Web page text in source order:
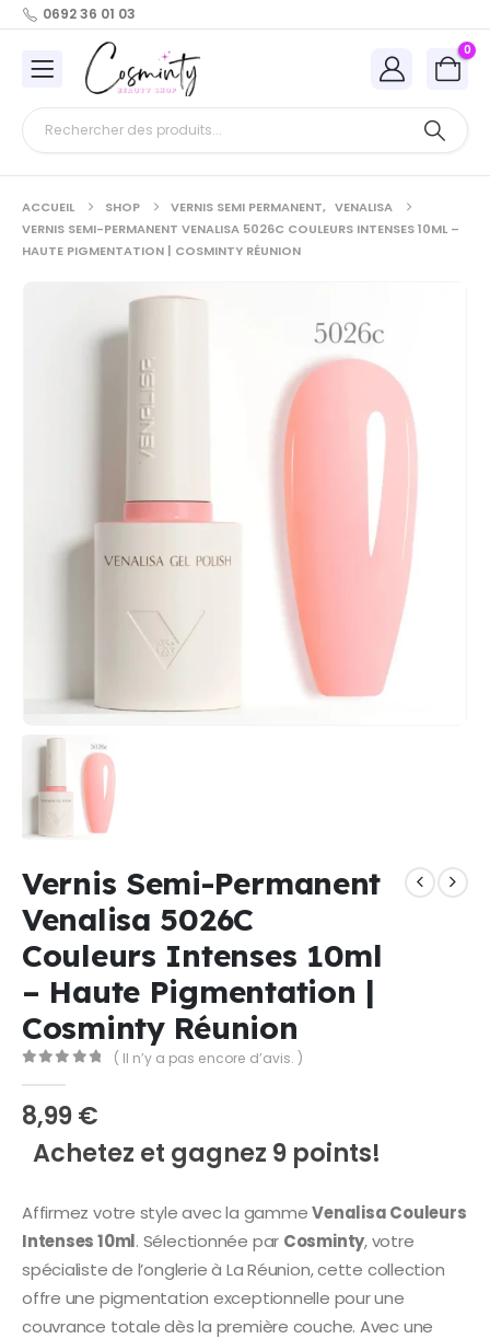
0692 36 01 03
0
ACCUEIL SHOP VERNIS SEMI PERMANENT, VENALISA
VERNIS SEMI-PERMANENT VENALISA 5026C COULEURS INTENSES 10ML –
HAUTE PIGMENTATION | COSMINTY RÉUNION
Vernis Semi-Permanent
Venalisa 5026C
Couleurs Intenses 10ml
– Haute Pigmentation |
Cosminty Réunion
( Il n’y a pas encore d’avis. )
8,99€
Achetez et gagnez 9 points!
Affirmez votre style avec la gammeVenalisa Couleurs
Intenses 10ml. Sélectionnée par Cosminty, votre
spécialiste de l’onglerie à La Réunion, cette collection
offre une pigmentation exceptionnelle pour une
couvrance totale dès la première couche. Avec une